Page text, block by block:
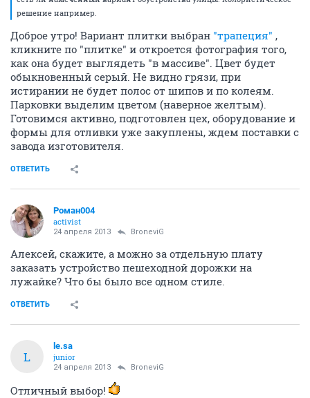
решение например.
Доброе утро! Вариант плитки выбран "трапеция" ,
кликните по "плитке" и откроется фотография того,
как она будет выглядеть "в массиве". Цвет будет
обыкновенный серый. Не видно грязи, при
истирании не будет полос от шипов и по колеям.
Парковки выделим цветом (наверное желтым).
Готовимся активно, подготовлен цех, оборудование и
формы для отливки уже закуплены, ждем поставки с
завода изготовителя.
ОТВЕТИТЬ
Роман004
activist
24 апреля 2013 BroneviG
Алексей, скажите, а можно за отдельную плату
заказать устройство пешеходной дорожки на
лужайке? Что бы было все одном стиле.
ОТВЕТИТЬ
L
le.sa
junior
24 апреля 2013 BroneviG
Отличный выбор!